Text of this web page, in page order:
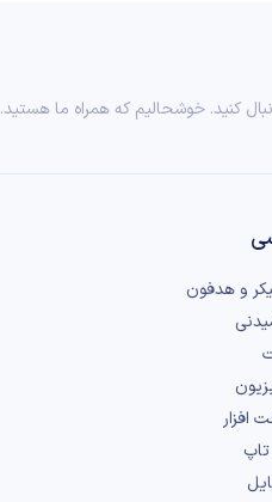
کنید. خوشحالیم که همراه ما هستید.
و هدفون
افزار